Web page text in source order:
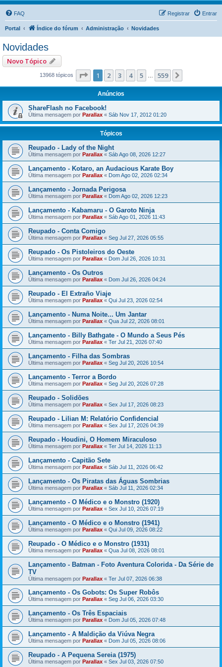
FAQ Entrar
Registrar
Portal Índice do fórum Administração Novidades
Novidades
Novo Tópico
13968 tópicos Página de 559
1 2 3 4 5 559
Anúncios
ShareFlash no Facebook!
Última mensagem por Parallax « Sáb Nov 17, 2012 01:20
Tópicos
Reupado - Lady of the Night
Última mensagem por Parallax « Sáb Ago 08, 2026 12:27
Lançamento - Kotaro, an Audacious Karate Boy
Última mensagem por Parallax « Dom Ago 02, 2026 02:34
Lançamento - Jornada Perigosa
Última mensagem por Parallax « Dom Ago 02, 2026 12:23
Lançamento - Kabamaru - O Garoto Ninja
Última mensagem por Parallax « Sáb Ago 01, 2026 11:43
Reupado - Conta Comigo
Última mensagem por Parallax « Seg Jul 27, 2026 05:55
Reupado - Os Pistoleiros do Oeste
Última mensagem por Parallax « Dom Jul 26, 2026 10:31
Lançamento - Os Outros
Última mensagem por Parallax « Dom Jul 26, 2026 04:24
Reupado - El Extraño Viaje
Última mensagem por Parallax « Qui Jul 23, 2026 02:54
Lançamento - Numa Noite... Um Jantar
Última mensagem por Parallax « Qua Jul 22, 2026 08:01
Lançamento - Billy Bathgate - O Mundo a Seus Pés
Última mensagem por Parallax « Ter Jul 21, 2026 07:40
Lançamento - Filha das Sombras
Última mensagem por Parallax « Seg Jul 20, 2026 10:54
Lançamento - Terror a Bordo
Última mensagem por Parallax « Seg Jul 20, 2026 07:28
Reupado - Solidões
Última mensagem por Parallax « Sex Jul 17, 2026 08:23
Reupado - Lilian M: Relatório Confidencial
Última mensagem por Parallax « Sex Jul 17, 2026 04:39
Reupado - Houdini, O Homem Miraculoso
Última mensagem por Parallax « Ter Jul 14, 2026 11:13
Lançamento - Capitão Sete
Última mensagem por Parallax « Sáb Jul 11, 2026 06:42
Lançamento - Os Piratas das Águas Sombrias
Última mensagem por Parallax « Sáb Jul 11, 2026 02:34
Lançamento - O Médico e o Monstro (1920)
Última mensagem por Parallax « Sex Jul 10, 2026 07:19
Lançamento - O Médico e o Monstro (1941)
Última mensagem por Parallax « Qui Jul 09, 2026 08:22
Reupado - O Médico e o Monstro (1931)
Última mensagem por Parallax « Qua Jul 08, 2026 08:01
Lançamento - Batman - Foto Aventura Colorida - Da Série de
TV
Última mensagem por Parallax « Ter Jul 07, 2026 06:38
Lançamento - Os Gobots: Os Super Robôs
Última mensagem por Parallax « Seg Jul 06, 2026 03:30
Lançamento - Os Três Espaciais
Última mensagem por Parallax « Dom Jul 05, 2026 07:48
Lançamento - A Maldição da Viúva Negra
Última mensagem por Parallax « Dom Jul 05, 2026 08:06
Reupado - A Pequena Sereia (1975)
Última mensagem por Parallax « Sex Jul 03, 2026 07:50